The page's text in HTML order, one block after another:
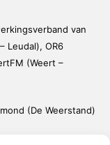
van
Leudal), OR6
(Weert –
(De Weerstand)